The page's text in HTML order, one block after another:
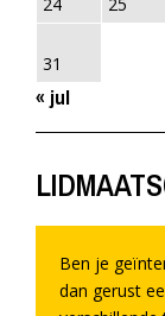
31
« jul
Ben je
dan gerust